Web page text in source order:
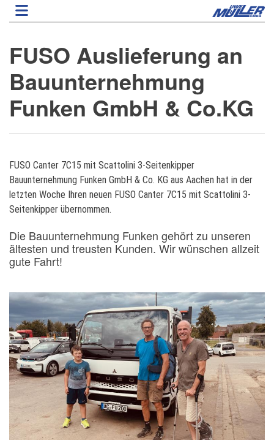
Direkt
zum
FUSO Auslieferung an
Bauunternehmung
Funken GmbH & Co.KG
FUSO Canter 7C15 mit Scattolini 3-Seitenkipper
Bauunternehmung Funken GmbH & Co. KG aus Aachen hat in der
letzten Woche Ihren neuen FUSO Canter 7C15 mit Scattolini 3-
Seitenkipper übernommen.
Die Bauunternehmung Funken gehört zu unseren
ältesten und treusten Kunden. Wir wünschen allzeit
gute Fahrt!